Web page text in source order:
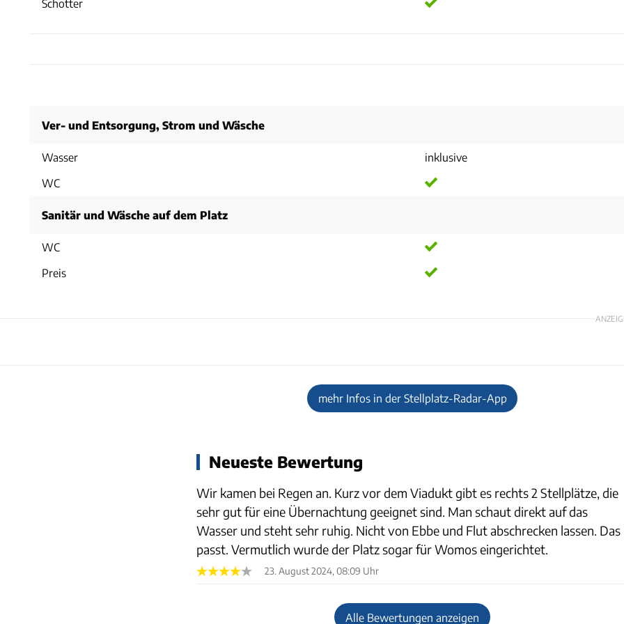
Schotter
Ver- und Entsorgung, Strom und Wäsche
Wasser
inklusive
WC
Sanitär und Wäsche auf dem Platz
WC
Preis
mehr Infos in der Stellplatz-Radar-App
Neueste Bewertung
Wir kamen bei Regen an. Kurz vor dem Viadukt gibt es rechts 2 Stellplätze, die
sehr gut für eine Übernachtung geeignet sind. Man schaut direkt auf das
Wasser und steht sehr ruhig. Nicht von Ebbe und Flut abschrecken lassen. Das
passt. Vermutlich wurde der Platz sogar für Womos eingerichtet.
23. August 2024, 08:09 Uhr
Alle Bewertungen anzeigen